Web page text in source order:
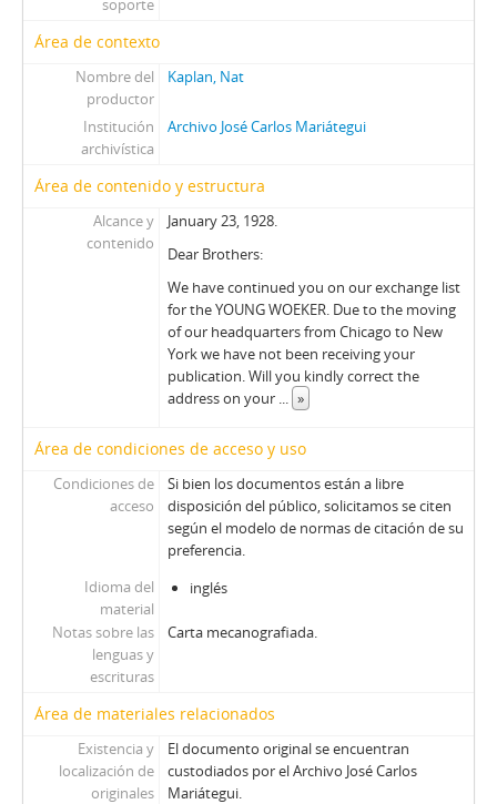
soporte
Área de contexto
Nombre del
productor
Kaplan, Nat
Institución
archivística
Archivo José Carlos Mariátegui
Área de contenido y estructura
Alcance y
contenido
January 23, 1928.
Dear Brothers:
We have continued you on our exchange list
for the YOUNG WOEKER. Due to the moving
of our headquarters from Chicago to New
York we have not been receiving your
publication. Will you kindly correct the
address on your ... »
Área de condiciones de acceso y uso
Condiciones de
acceso
Si bien los documentos están a libre
disposición del público, solicitamos se citen
según el modelo de normas de citación de su
preferencia.
Idioma del
material
inglés
Notas sobre las
lenguas y
escrituras
Carta mecanografiada.
Área de materiales relacionados
Existencia y
localización de
originales
El documento original se encuentran
custodiados por el Archivo José Carlos
Mariátegui.